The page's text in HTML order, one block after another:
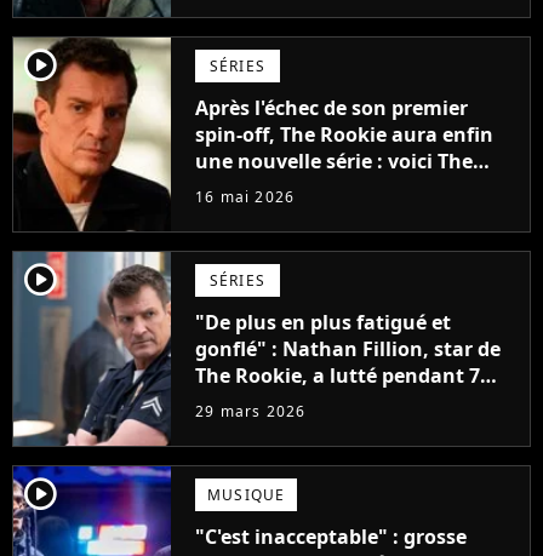
player2 SÉRIES
Après l'échec de son premier
spin-off, The Rookie aura enfin
une nouvelle série : voici The
Rookie : North
16 mai 2026
player2 SÉRIES
"De plus en plus fatigué et
gonflé" : Nathan Fillion, star de
The Rookie, a lutté pendant 7
ans avec un rôle qui le détruisait
29 mars 2026
player2 MUSIQUE
"C'est inacceptable" : grosse